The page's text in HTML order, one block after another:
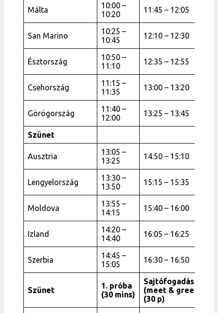
Málta
10:00 –
10:20
11:45 – 12:05
San Marino
10:25 –
10:45
12:10 – 12:30
Észtország
10:50 –
11:10
12:35 – 12:55
Csehország
11:15 –
11:35
13:00 – 13:20
Görögország
11:40 –
12:00
13:25 – 13:45
Szünet
Ausztria
13:05 –
13:25
14:50 – 15:10
Lengyelország
13:30 –
13:50
15:15 – 15:35
Moldova
13:55 –
14:15
15:40 – 16:00
Izland
14:20 –
14:40
16:05 – 16:25
Szerbia
14:45 –
15:05
16:30 – 16:50
Szünet
1. próba
(30 mins)
Sajtófogadás
(meet & greet)
(30 p)